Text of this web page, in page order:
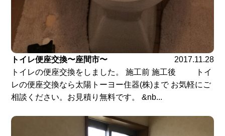
トイレ便座交換〜座間市〜
2017.11.28
トイレの便座交換をしました。 施工前 施工後 トイ
レの便座交換なら太陽トーヨー住器(株)まで お気軽にご
相談ください。お見積り無料です。 &nb...